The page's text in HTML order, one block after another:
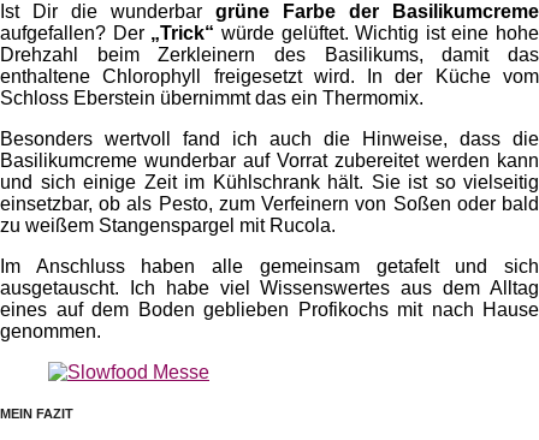
Ist Dir die wunderbar grüne Farbe der Basilikumcreme
aufgefallen? Der „Trick“ würde gelüftet. Wichtig ist eine hohe
Drehzahl beim Zerkleinern des Basilikums, damit das
enthaltene Chlorophyll freigesetzt wird. In der Küche vom
Schloss Eberstein übernimmt das ein Thermomix.
Besonders wertvoll fand ich auch die Hinweise, dass die
Basilikumcreme wunderbar auf Vorrat zubereitet werden kann
und sich einige Zeit im Kühlschrank hält. Sie ist so vielseitig
einsetzbar, ob als Pesto, zum Verfeinern von Soßen oder bald
zu weißem Stangenspargel mit Rucola.
Im Anschluss haben alle gemeinsam getafelt und sich
ausgetauscht. Ich habe viel Wissenswertes aus dem Alltag
eines auf dem Boden geblieben Profikochs mit nach Hause
genommen.
MEIN FAZIT